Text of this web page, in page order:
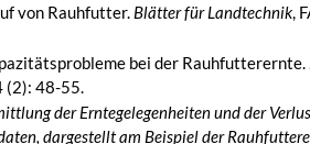
von Rauhfutter. Blätter für Landtechnik,
bei der Rauhfutterernte.
(2): 48-55.
der Erntegelegenheiten und der
dargestellt am Beispiel der